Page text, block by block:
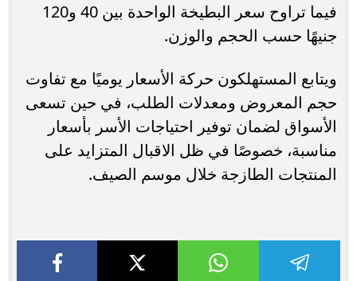
فيما تراوح سعر البطيخة الواحدة بين 40 و120
جنيهًا حسب الحجم والوزن.
ويتابع المستهلكون حركة الأسعار يوميًا مع تفاوت
حجم المعروض ومعدلات الطلب، في حين تسعى
الأسواق لضمان توفير احتياجات الأسر بأسعار
مناسبة، خصوصًا في ظل الاقبال المتزايد على
المنتجات الطازجة خلال موسم الصيف.